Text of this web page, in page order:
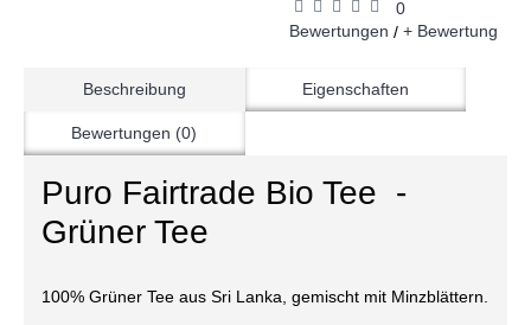
0
Bewertungen / + Bewertung
Beschreibung Eigenschaften
Bewertungen (0)
Puro Fairtrade Bio Tee -
Grüner Tee
100% Grüner Tee aus Sri Lanka, gemischt mit Minzblättern.